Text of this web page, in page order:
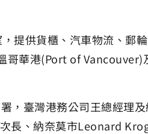
提供貨櫃、汽車物流、郵
華港(Port of
臺灣港務公司王總經理
長、納奈莫市Leonard